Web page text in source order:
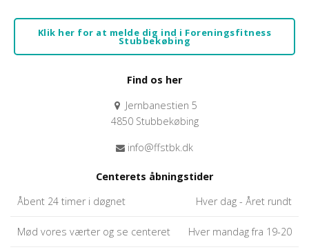
Klik her for at melde dig ind i Foreningsfitness
Stubbekøbing
Find os her
Jernbanestien 5
4850 Stubbekøbing
info@ffstbk.dk
Centerets åbningstider
Hver dag - Året rundt
Åbent 24 timer i døgnet
Hver mandag fra 19-20
Mød vores værter og se centeret